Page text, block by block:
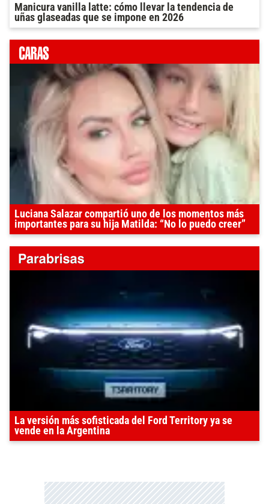
Manicura vanilla latte: cómo llevar la tendencia de
uñas glaseadas que se impone en 2026
Luciana Salazar compartió uno de los momentos más
importantes para su hija Matilda: “No lo puedo creer”
La versión más sofisticada del Ford Territory ya se
vende en la Argentina